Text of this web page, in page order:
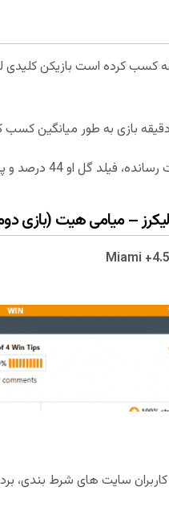
Miami +4.5
سایت های شرط بندی، برد لس